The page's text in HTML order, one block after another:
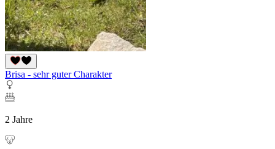
Brisa - sehr guter Charakter
2 Jahre